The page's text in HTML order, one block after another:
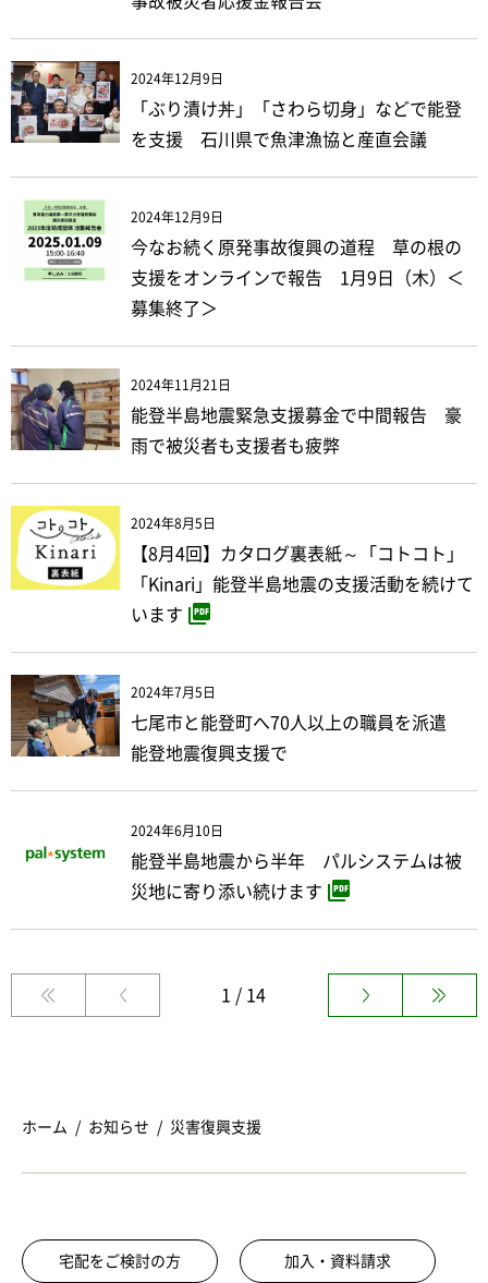
2024年12月9日
「ぶり漬け丼」「さわら切身」などで能登
を支援 石川県で魚津漁協と産直会議
2024年12月9日
今なお続く原発事故復興の道程 草の根の
支援をオンラインで報告 1月9日（木）＜
募集終了＞
2024年11月21日
能登半島地震緊急支援募金で中間報告 豪
雨で被災者も支援者も疲弊
2024年8月5日
【8月4回】カタログ裏表紙～「コトコト」
「Kinari」能登半島地震の支援活動を続けて
います
2024年7月5日
七尾市と能登町へ70人以上の職員を派遣
能登地震復興支援で
2024年6月10日
能登半島地震から半年 パルシステムは被
災地に寄り添い続けます
1 / 14
ホーム お知らせ 災害復興支援
宅配をご検討の方 加入・資料請求